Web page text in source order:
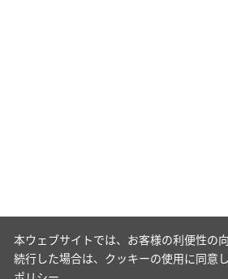
本ウェブサイトでは、お客様の利便性の
続行した場合は、クッキーの使用に同意